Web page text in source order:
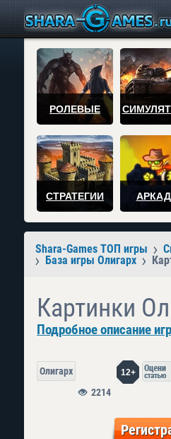
РОЛЕВЫЕ
СТРАТЕГИИ
Shara-Games ТОП игры
База игры Олигарх
Картинки
Подробное описание
Олигарх 12+
2214